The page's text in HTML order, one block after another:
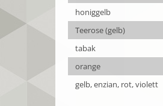
honiggelb
Teerose (gelb)
tabak
orange
gelb, enzian, rot, violett